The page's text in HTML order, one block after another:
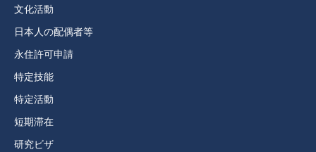
文化活動
日本人の配偶者等
永住許可申請
特定技能
特定活動
短期滞在
研究ビザ